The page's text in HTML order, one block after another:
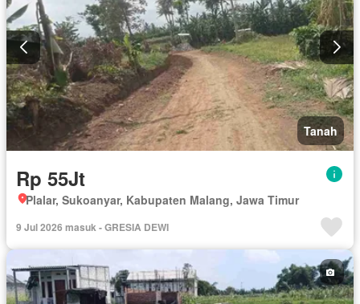
Tanah
Rp 55Jt
Plalar, Sukoanyar, Kabupaten Malang, Jawa Timur
9 Jul 2026 masuk - GRESIA DEWI